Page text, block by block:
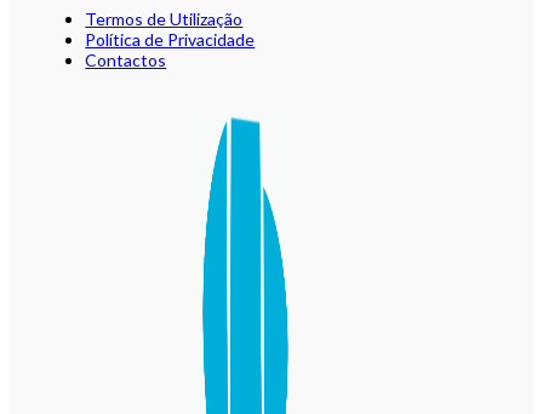
Termos de Utilização
Política de Privacidade
Contactos